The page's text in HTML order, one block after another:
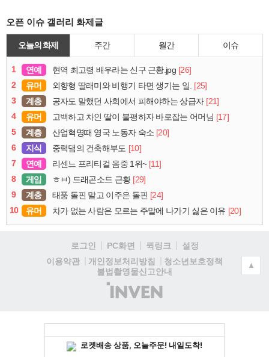
오픈 이슈 갤러리 화제글
오늘의 화제 주간 월간 이슈
1 연예 현역 최고령 배우라는 신구 근황.jpg [26]
2
유머 외향형 딸래미와 비행기 타면 생기는 일. [25]
3
계층 공자도 말했던 사회에서 피해야하는 상급자 [21]
4
유머 고백하고 차인 딸이 불평하자 바로잡는 어머님 [17]
5
계층 산업혁명때 영국 노동자 숙소 [20]
6
지식 중력댐의 건축해부도 [10]
7
연예 리센느 프리티걸 음중 1위~ [11]
8
게임 ㅎㅂ) 드래곤소드 근황 [29]
9
계층 태풍 돌핀 말고 이주은 돌핀 [24]
10
유머 차가 없는 사람은 모르는 주말에 나가기 싫은 이유 [20]
로그인 PC화면 퀵링크
설정
이용약관
개인정보처리방침
청소년보호정책
불법촬영물신고안내
(주)
인
▲